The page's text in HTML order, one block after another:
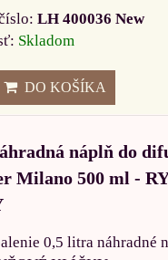
LH 400036 New
Skladom
DO KOŠÍKA
náplň do
Milano 500 ml -
0,5 litra náhradné